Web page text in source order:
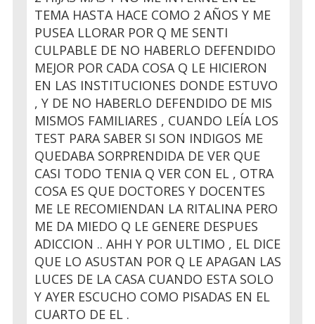
TEMA HASTA HACE COMO 2 AÑOS Y ME
PUSEA LLORAR POR Q ME SENTI
CULPABLE DE NO HABERLO DEFENDIDO
MEJOR POR CADA COSA Q LE HICIERON
EN LAS INSTITUCIONES DONDE ESTUVO
, Y DE NO HABERLO DEFENDIDO DE MIS
MISMOS FAMILIARES , CUANDO LEÍA LOS
TEST PARA SABER SI SON INDIGOS ME
QUEDABA SORPRENDIDA DE VER QUE
CASI TODO TENIA Q VER CON EL , OTRA
COSA ES QUE DOCTORES Y DOCENTES
ME LE RECOMIENDAN LA RITALINA PERO
ME DA MIEDO Q LE GENERE DESPUES
ADICCION .. AHH Y POR ULTIMO , EL DICE
QUE LO ASUSTAN POR Q LE APAGAN LAS
LUCES DE LA CASA CUANDO ESTA SOLO
Y AYER ESCUCHO COMO PISADAS EN EL
CUARTO DE EL .